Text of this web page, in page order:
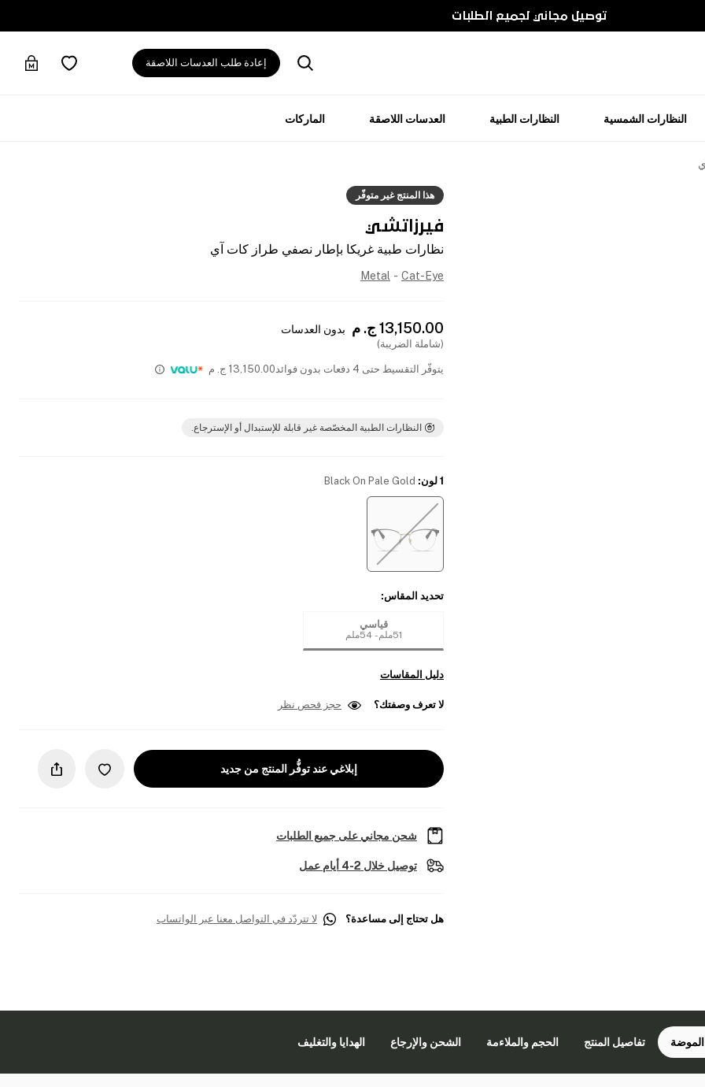
توصيل مجاني لجميع الطلبات
إعادة طلب العدسات اللاصقة
النظارات الشمسية النظارات الطبية العدسات اللاصقة الماركات
هذا المنتج غير متوفّر
فيرزاتشي
نظارات طبية غريكا بإطار نصفي طراز كات آي
Metal - Cat-Eye
13,150.00 ج. م بدون العدسات
(شاملة الضريبة)
يتوفّر التقسيط حتى 4 دفعات بدون فوائد 13,150.00 ج. م
النظارات الطبية المخصّصة غير قابلة للإستبدال أو الإسترجاع.
1 لون :
Black On Pale Gold
تحديد المقاس:
قياسي
51ملم - 54ملم
دليل المقاسات
لا تعرف وصفتك؟ حجز فحص نظر
إبلاغي عند توفُّر المنتج من جديد
شحن مجاني على جميع الطلبات
توصيل خلال 2-4 أيام عمل
هل تحتاج إلى مساعدة؟ لا تتردّد في التواصل معنا عبر الواتساب
تفاصيل المنتج الحجم والملاءمة الشحن والإرجاع الهدايا والتغليف